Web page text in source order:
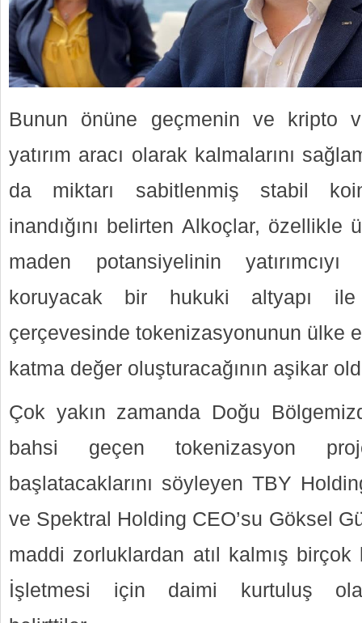
Bunun önüne geçmenin ve kripto
yatırım aracı olarak kalmalarını
da miktarı sabitlenmiş stabil
inandığını belirten Alkoçlar,
maden potansiyelinin
koruyacak bir hukuki altyapı
çerçevesinde tokenizasyonunun ülke
katma değer oluşturacağının aşikar
Çok yakın zamanda Doğu
bahsi geçen tokenizasyon
başlatacaklarını söyleyen TBY
ve Spektral Holding CEO’su Göksel
maddi zorluklardan atıl kalmış
İşletmesi için daimi kurtuluş